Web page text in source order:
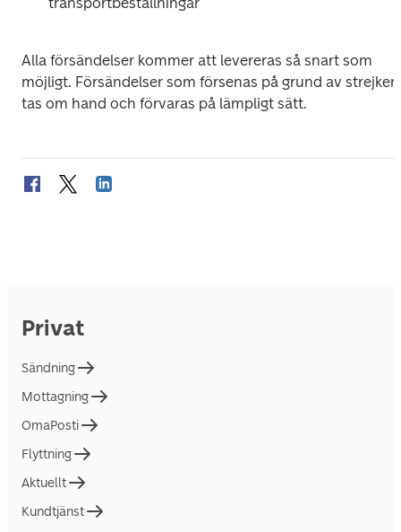
Alla försändelser kommer att levereras så snart som
möjligt. Försändelser som försenas på grund av
tas om hand och förvaras på lämpligt sätt.
Privat
Sändning
Mottagning
OmaPosti
Flyttning
Aktuellt
Kundtjänst